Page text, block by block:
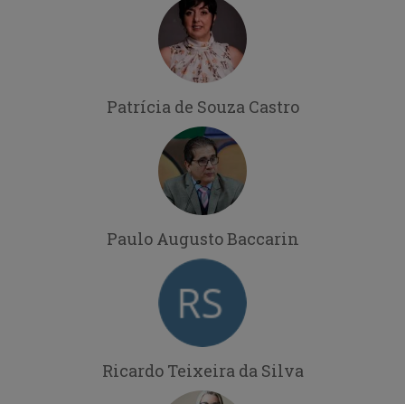
Patrícia de Souza Castro
Paulo Augusto Baccarin
Ricardo Teixeira da Silva